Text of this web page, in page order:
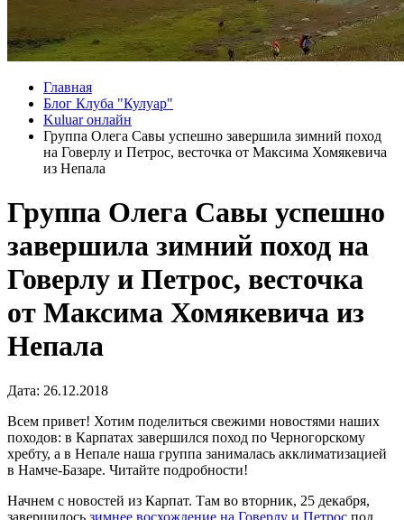
Главная
Блог Клуба "Кулуар"
Kuluar онлайн
Группа Олега Савы успешно завершила зимний поход
на Говерлу и Петрос, весточка от Максима Хомякевича
из Непала
Группа Олега Савы успешно
завершила зимний поход на
Говерлу и Петрос, весточка
от Максима Хомякевича из
Непала
Дата: 26.12.2018
Всем привет! Хотим поделиться свежими новостями наших
походов: в Карпатах завершился поход по Черногорскому
хребту, а в Непале наша группа занималась акклиматизацией
в Намче-Базаре. Читайте подробности!
Начнем с новостей из Карпат. Там во вторник, 25 декабря,
завершилось зимнее восхождение на Говерлу и Петрос под